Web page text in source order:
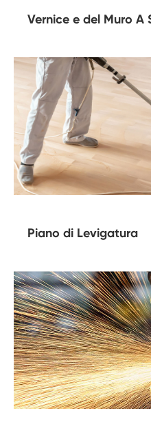
Vernice e del Muro A
Piano di Levigatura